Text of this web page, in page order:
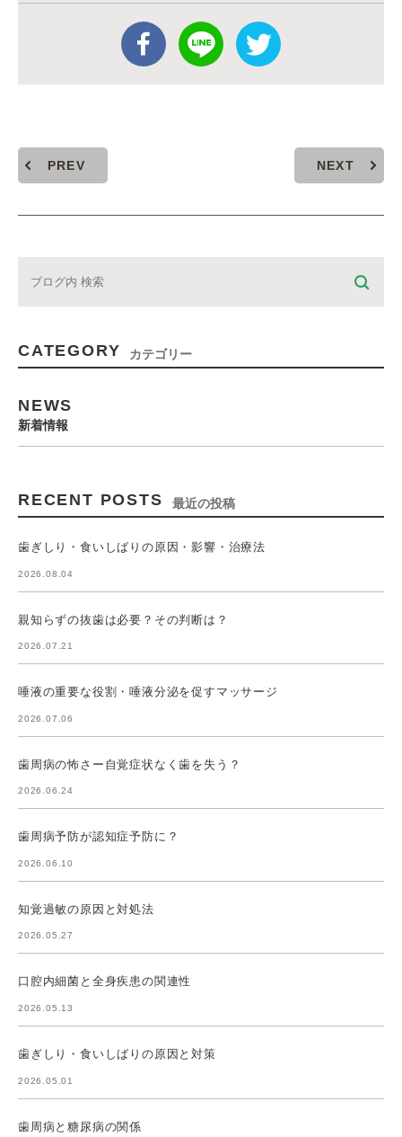
PREV NEXT
CATEGORY カテゴリー
NEWS
新着情報
RECENT POSTS 最近の投稿
歯ぎしり・食いしばりの原因・影響・治療法
2026.08.04
親知らずの抜歯は必要？その判断は？
2026.07.21
唾液の重要な役割・唾液分泌を促すマッサージ
2026.07.06
歯周病の怖さー自覚症状なく歯を失う？
2026.06.24
歯周病予防が認知症予防に？
2026.06.10
知覚過敏の原因と対処法
2026.05.27
口腔内細菌と全身疾患の関連性
2026.05.13
歯ぎしり・食いしばりの原因と対策
2026.05.01
歯周病と糖尿病の関係